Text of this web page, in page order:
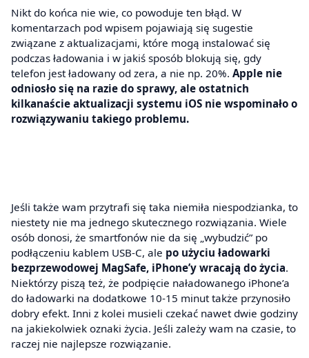
Nikt do końca nie wie, co powoduje ten błąd. W
komentarzach pod wpisem pojawiają się sugestie
związane z aktualizacjami, które mogą instalować się
podczas ładowania i w jakiś sposób blokują się, gdy
telefon jest ładowany od zera, a nie np. 20%. Apple nie
odniosło się na razie do sprawy, ale ostatnich
kilkanaście aktualizacji systemu iOS nie wspominało o
rozwiązywaniu takiego problemu.
Jeśli także wam przytrafi się taka niemiła niespodzianka, to
niestety nie ma jednego skutecznego rozwiązania. Wiele
osób donosi, że smartfonów nie da się „wybudzić” po
podłączeniu kablem USB-C, ale po użyciu ładowarki
bezprzewodowej MagSafe, iPhone’y wracają do życia.
Niektórzy piszą też, że podpięcie naładowanego iPhone’a
do ładowarki na dodatkowe 10-15 minut także przynosiło
dobry efekt. Inni z kolei musieli czekać nawet dwie godziny
na jakiekolwiek oznaki życia. Jeśli zależy wam na czasie, to
raczej nie najlepsze rozwiązanie.